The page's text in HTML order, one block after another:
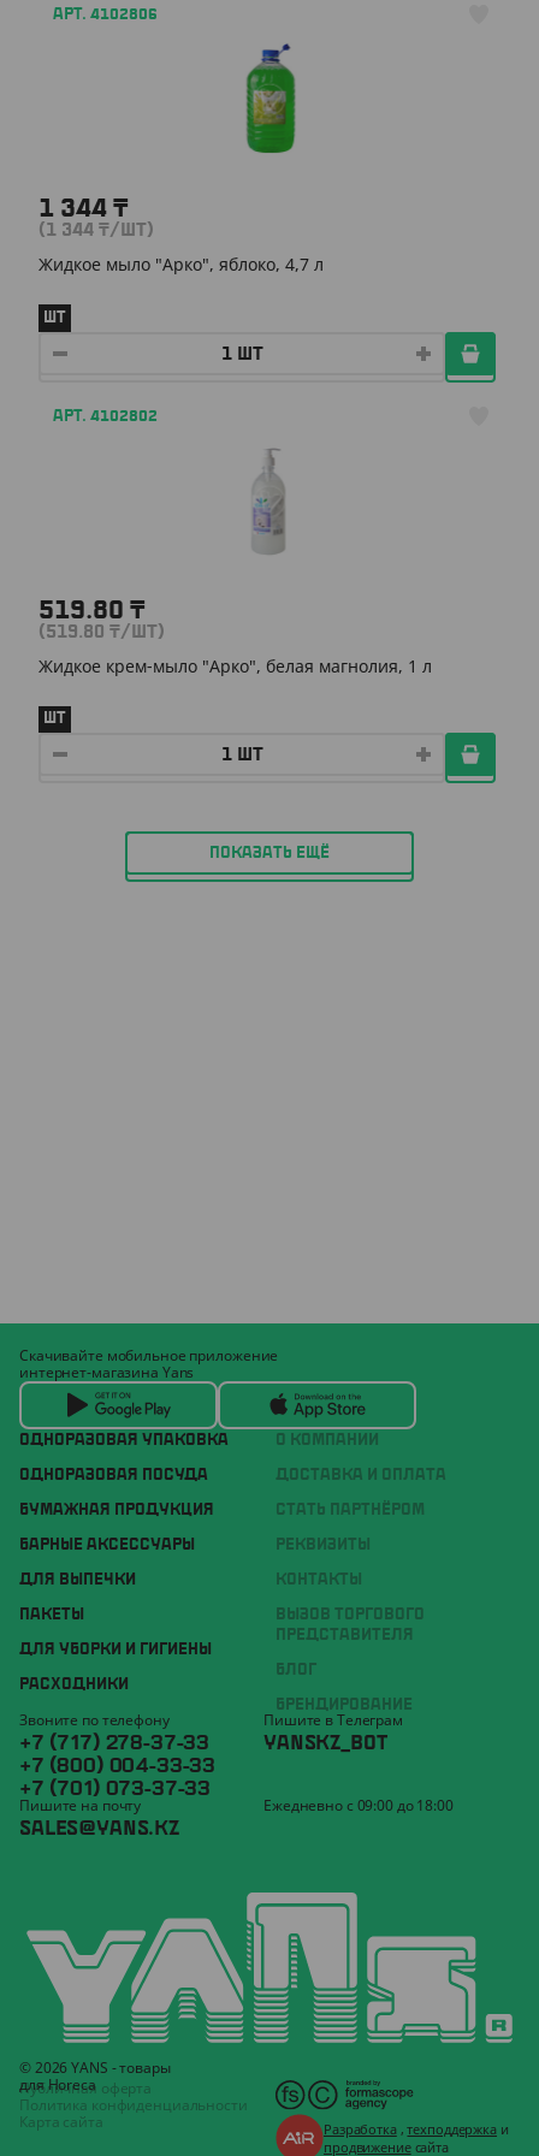
АРТ. 4102806
1 344 ₸
(1 344 ₸/ШТ)
Жидкое мыло "Арко", яблоко, 4,7 л
ШТ
АРТ. 4102802
519.80 ₸
(519.80 ₸/ШТ)
Жидкое крем-мыло "Арко", белая магнолия, 1 л
ШТ
ПОКАЗАТЬ ЕЩЁ
ОДНОРАЗОВАЯ УПАКОВКА
ОДНОРАЗОВАЯ ПОСУДА
БУМАЖНАЯ ПРОДУКЦИЯ
БАРНЫЕ АКСЕССУАРЫ
ДЛЯ ВЫПЕЧКИ
ПАКЕТЫ
ДЛЯ УБОРКИ И ГИГИЕНЫ
РАСХОДНИКИ
О КОМПАНИИ
ДОСТАВКА И ОПЛАТА
СТАТЬ ПАРТНЁРОМ
РЕКВИЗИТЫ
КОНТАКТЫ
ВЫЗОВ ТОРГОВОГО
ПРЕДСТАВИТЕЛЯ
БЛОГ
БРЕНДИРОВАНИЕ
Скачивайте мобильное приложение
интернет-магазина Yans
Звоните по телефону
+7 (717) 278-37-33
+7 (800) 004-33-33
+7 (701) 073-37-33
Пишите в Телеграм
YANSKZ_BOT
Пишите на почту
SALES@YANS.KZ
Ежедневно с 09:00 до 18:00
© 2026 YANS - товары
для Horeca
Публичная оферта
Политика конфиденциальности
Карта сайта
Разработка,техподдержка и
продвижениесайта